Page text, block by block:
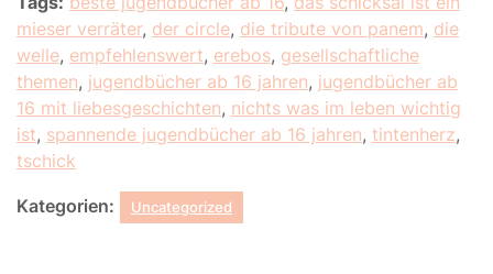
mieser verräter, der circle, die tribute von panem, die
welle, empfehlenswert, erebos, gesellschaftliche
themen, jugendbücher ab 16 jahren, jugendbücher ab
16 mit liebesgeschichten, nichts was im leben wichtig
ist, spannende jugendbücher ab 16 jahren, tintenherz,
tschick
Kategorien: Uncategorized